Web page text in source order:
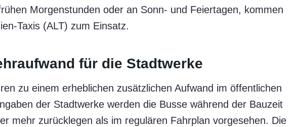
Morgenstunden oder an Sonn- und Feiertagen, kommen
Taxis (ALT) zum Einsatz.
für die Stadtwerke
zu einem erheblichen zusätzlichen Aufwand im öffentlichen
der Stadtwerke werden die Busse während der Bauzeit
mehr zurücklegen als im regulären Fahrplan vorgesehen. Die